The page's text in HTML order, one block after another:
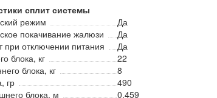
сплит системы
режим
Да
покачивание жалюзи
Да
при отключении питания
Да
блока, кг
22
блока, кг
8
гр
490
блока, м
0.459